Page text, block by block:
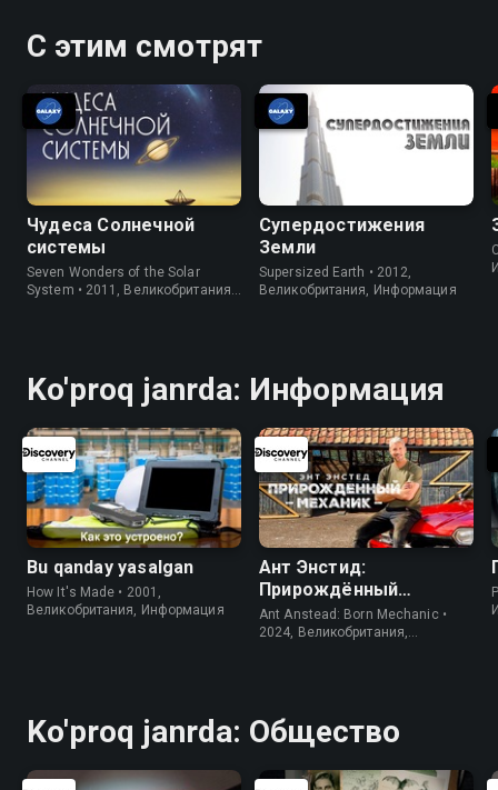
С этим смотрят
Чудеса Солнечной
системы
Seven Wonders of the Solar
System • 2011, Великобритания,
Супердостижения
Земли
Supersized Earth • 2012,
Великобритания, Информация
Ko'proq janrda: Информация
Bu qanday yasalgan
How It's Made • 2001,
Великобритания, Информация
Ант Энстид:
Прирождённый
механик
Ant Anstead: Born Mechanic •
2024, Великобритания,
Ko'proq janrda: Общество